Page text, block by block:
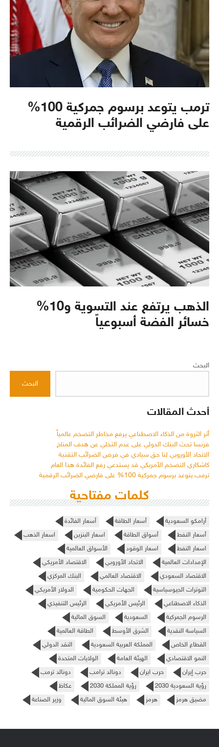
ترمب يتوعد برسوم جمركية 100%
على فارضي الضرائب الرقمية
الذهب يرتفع عند التسوية و10%
خسائر الفضة أسبوعياً
البحث
البحث
أحدث المقالات
أثر الثروة من الذكاء الاصطناعي يرفع مخاطر التضخم عالمياً
فرنسا تحث البنك الدولي على عدم التخلي عن هدف المناخ
الاتحاد الأوروبي لنا حق سيادي في فرض الضرائب التقنية
كاشكاري التضخم الأمريكي قد يستدعي رفع الفائدة هذا العام
ترمب يتوعد برسوم جمركية 100% على فارضي الضرائب الرقمية
كلمات مفتاحية
أرامكو السعودية أسعار الطاقة
أسعار الفائدة
أسعار النفط
أسواق الطاقة اسعار البنزين
اسعار الذهب
اسعار النفط
اسعار الوقود
الأسواق العالمية
الإمدادات العالمية
الاتحاد الأوروبي
الاقتصاد الأمريكي
الاقتصاد السعودي
الاقتصاد العالمي
البنك المركزي
التوترات الجيوسياسية
الجهات الحكومية
الدولار الأمريكي
الذكاء الاصطناعي
الرئيس الأمريكي
الرئيس التنفيذي
الرسوم الجمركية
السعودية
السوق المالية
السياسة النقدية
الشرق الأوسط
الطاقة العالمية
القطاع الخاص
المملكة العربية السعودية
النقد الدولي
النمو الاقتصادي
الهيئة العامة
الولايات المتحدة
حرب إيران
حرب ايران دونالد ترامب
دونالد ترمب
رؤية السعودية 2030
رؤية المملكة 2030
عكاظ
مضيق هرمز
هرمز هيئة السوق المالية وزير الصناعة